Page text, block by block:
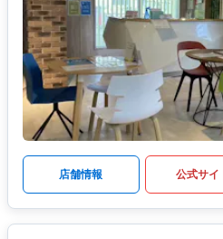
店舗情報 公式サイ